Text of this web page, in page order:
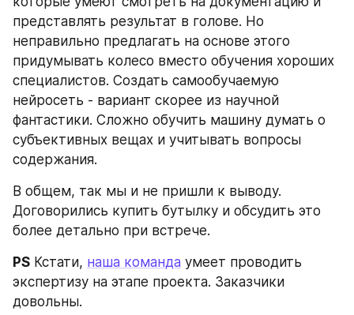
представлять результат в голове. Но
неправильно предлагать на основе этого
придумывать колесо вместо обучения хороших
специалистов. Создать самообучаемую
нейросеть - вариант скорее из научной
фантастики. Сложно обучить машину думать о
субъективных вещах и учитывать вопросы
содержания.
В общем, так мы и не пришли к выводу.
Договорились купить бутылку и обсудить это
более детально при встрече.
PS Кстати, наша команда умеет проводить
экспертизу на этапе проекта. Заказчики
довольны.